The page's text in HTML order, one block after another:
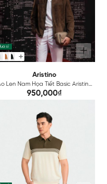
sỉ
Aristino
Len Nam Họa Tiết Basic Aristino
Regular Fit AWOU06BS0
950,000₫